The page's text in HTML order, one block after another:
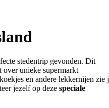
stedentrip gevonden. Dit
unieke supermarkt
en andere lekkernijen zie
jezelf op deze speciale